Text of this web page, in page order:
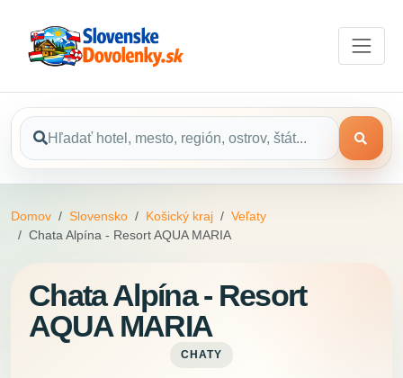
Domov Slovensko Košický kraj
Veľaty
Chata Alpína - Resort AQUA MARIA
Chata Alpína - Resort
AQUA MARIA
CHATY